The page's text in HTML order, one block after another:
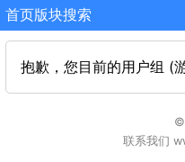
首页版块搜索
抱歉，您目前的用户组 (
©
联系我们